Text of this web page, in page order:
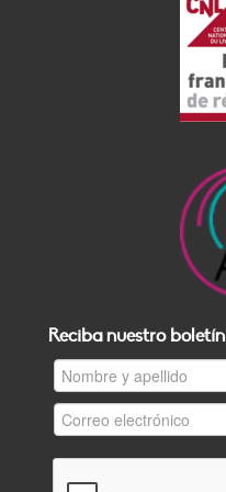
Reciba nuestro boletín